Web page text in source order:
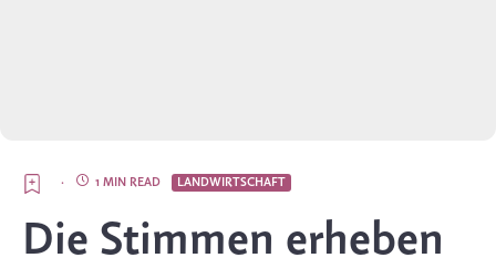
LANDWIRTSCHAFT
1 MIN READ
·
Die Stimmen erheben